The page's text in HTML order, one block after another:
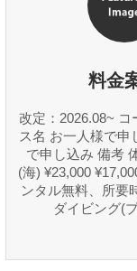
料金
改定：2026.08~ コ
ス名 お一人様で申
で申し込み 備考
(海) ¥23,000
ンタル無料、所要
ダイビング(